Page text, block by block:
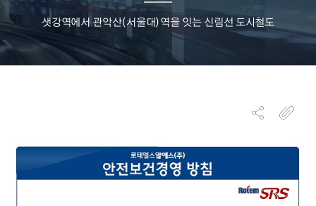
샛강역에서 관악산(서울대)역을 잇는 신림선 도시철도